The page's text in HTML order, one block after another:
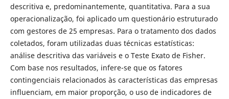
descritiva e, predominantemente, quantitativa. Para a sua
operacionalização, foi aplicado um questionário estruturado
com gestores de 25 empresas. Para o tratamento dos dados
coletados, foram utilizadas duas técnicas estatísticas:
análise descritiva das variáveis e o Teste Exato de Fisher.
Com base nos resultados, infere-se que os fatores
contingenciais relacionados às características das empresas
influenciam, em maior proporção, o uso de indicadores de